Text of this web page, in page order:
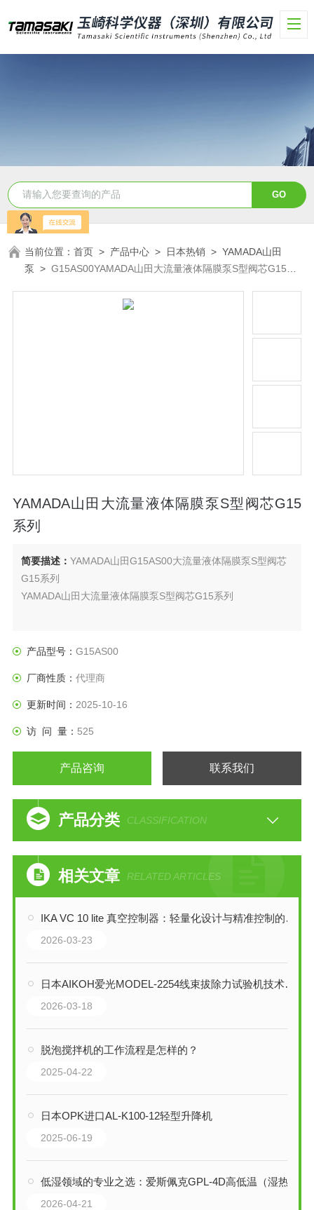
当前位置：首页 > 产品中心 > 日本热销 >YAMADA山田
泵 >G15AS00YAMADA山田大流量液体隔膜泵S型阀芯G15系
YAMADA山田大流量液体隔膜泵S型阀芯G15
系列
简要描述： YAMADA山田G15AS00大流量液体隔膜泵S型阀芯
G15系列
YAMADA山田大流量液体隔膜泵S型阀芯G15系列
酒精/乙醇输送 /润滑油/液压油输送 /辊涂机涂料供给 /
安装 /
油墨、颜料转移等
产品型号： G15AS00
厂商性质： 代理商
更新时间： 2025-10-16
访 问 量： 525
产品咨询 联系我们
产品分类 CLASSIFICATION
相关文章 RELATED ARTICLES
IKA VC 10 lite 真空控制器：轻量化设计与精准控制的融合
2026-03-23
日本AIKOH爱光MODEL-2254线束拔除力试验机技术解析：精准守护者
2026-03-18
脱泡搅拌机的工作流程是怎样的？
2025-04-22
日本OPK进口AL-K100-12轻型升降机
2025-06-19
低湿领域的专业之选：爱斯佩克GPL-4D高低温（湿热）试验箱全解析
2026-04-21